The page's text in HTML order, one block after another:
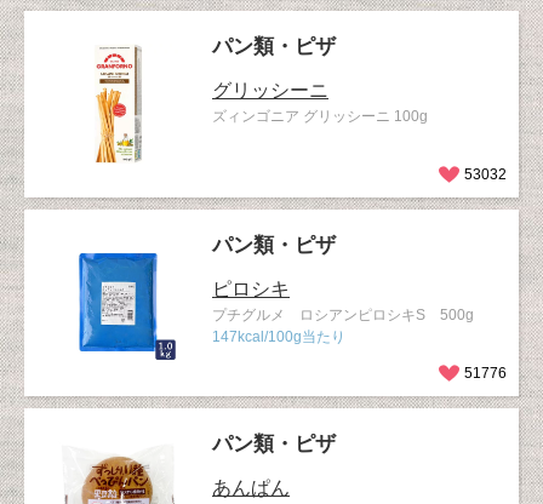
パン類・ピザ
グリッシーニ
ズィンゴニア グリッシーニ 100g
53032
パン類・ピザ
ピロシキ
プチグルメ ロシアンピロシキS 500g
147kcal/100g当たり
51776
パン類・ピザ
あんぱん